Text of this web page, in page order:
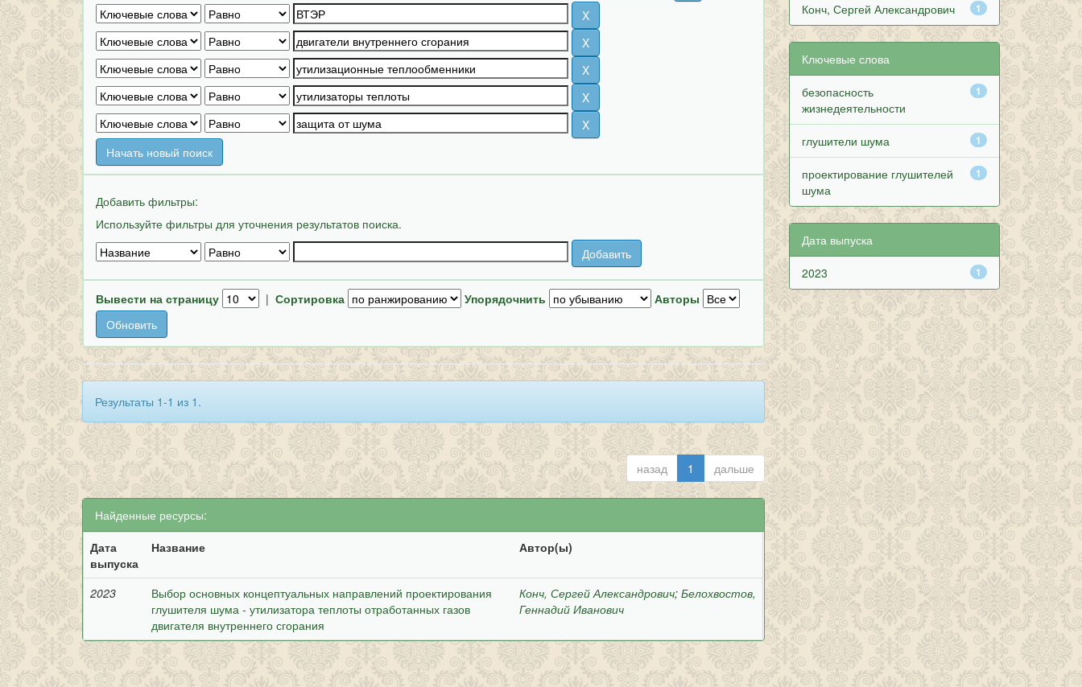
Начать новый поиск
Добавить фильтры:
Используйте фильтры для уточнения результатов поиска.
Вывести на страницу | Сортировка Упорядочнить Авторы
Результаты 1-1 из 1.
назад 1 дальше
Найденные ресурсы:
Дата
выпуска
Название Автор(ы)
2023
Выбор основных концептуальных направлений проектирования
глушителя шума - утилизатора теплоты отработанных газов
двигателя внутреннего сгорания
Конч, Сергей Александрович;Белохвостов,
Геннадий Иванович
1
Конч, Сергей Александрович
Ключевые слова
1
безопасность
жизнедеятельности
1
глушители шума
1
проектирование глушителей
шума
Дата выпуска
1
2023